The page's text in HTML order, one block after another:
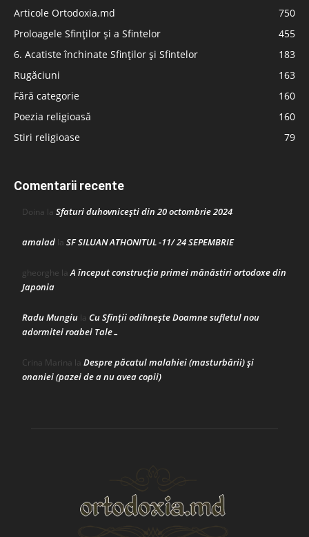
Articole Ortodoxia.md
750
Proloagele Sfinților și a Sfintelor
455
6. Acatiste închinate Sfinților și Sfintelor
183
Rugăciuni
163
Fără categorie
160
Poezia religioasă
160
Stiri religioase
79
Comentarii recente
Doina la Sfaturi duhovnicești din 20 octombrie 2024
amalad la SF SILUAN ATHONITUL -11/ 24 SEPEMBRIE
gheorghe laA început construcţia primei mănăstiri ortodoxe din
Japonia
Radu Mungiu la Cu Sfinții odihnește Doamne sufletul nou
adormitei roabei Tale…
Crina Marina la Despre păcatul malahiei (masturbării) şi
onaniei (pazei de a nu avea copii)